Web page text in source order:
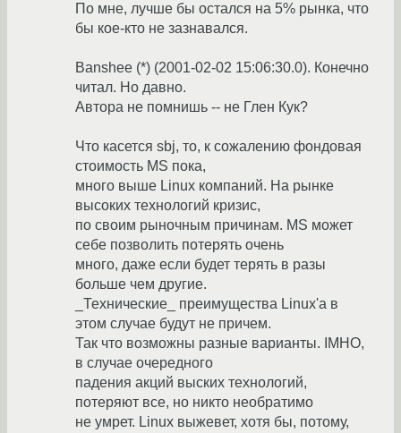
По мне, лучше бы остался на 5% рынка, что
бы кое-кто не зазнавался.
Banshee (*) (2001-02-02 15:06:30.0). Конечно
читал. Но давно.
Автора не помнишь -- не Глен Кук?
Что касется sbj, то, к сожалению фондовая
стоимость MS пока,
много выше Linux компаний. На рынке
высоких технологий кризис,
по своим рыночным причинам. MS может
себе позволить потерять очень
много, даже если будет терять в разы
больше чем другие.
_Технические_ преимущества Linux'a в
этом случае будут не причем.
Так что возможны разные варианты. IMHO,
в случае очередного
падения акций выских технологий,
потеряют все, но никто необратимо
не умрет. Linux выжевет, хотя бы, потому,